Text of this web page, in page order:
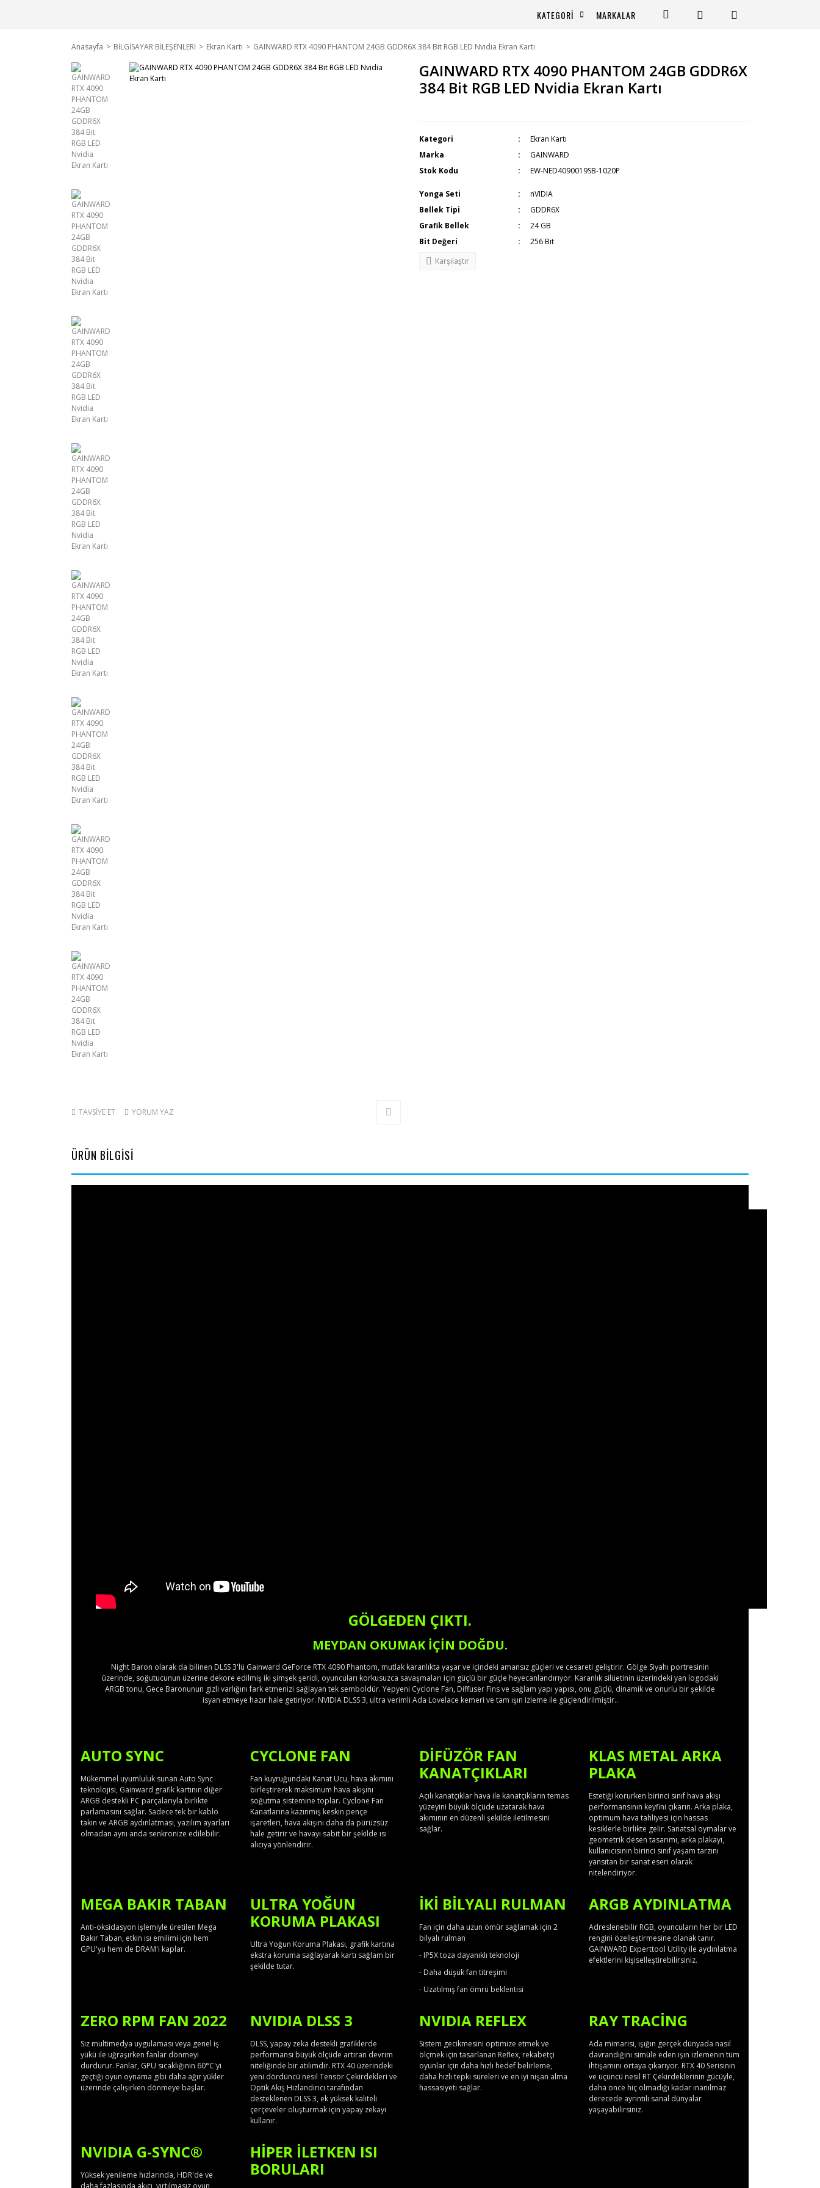
KATEGORİ MARKALAR
Anasayfa BİLGİSAYAR BİLEŞENLERİ Ekran Kartı GAINWARD RTX 4090 PHANTOM 24GB GDDR6X 384 Bit RGB LED Nvidia Ekran Kartı
TAVSİYE ET YORUM YAZ
GAINWARD RTX 4090 PHANTOM 24GB GDDR6X
384 Bit RGB LED Nvidia Ekran Kartı
Kategori
Ekran Kartı
Marka
GAINWARD
Stok Kodu
EW-NED4090019SB-1020P
Yonga Seti
nVIDIA
Bellek Tipi
GDDR6X
Grafik Bellek
24 GB
Bit Değeri
256 Bit
Karşılaştır
ÜRÜN BİLGİSİ
GÖLGEDEN ÇIKTI.
MEYDAN OKUMAK IÇIN DOĞDU.
Night Baron olarak da bilinen DLSS 3'lü Gainward GeForce RTX 4090 Phantom, mutlak karanlıkta yaşar ve içindeki amansız güçleri ve cesareti geliştirir. Gölge Siyahı portresinin
üzerinde, soğutucunun üzerine dekore edilmiş iki şimşek şeridi, oyuncuları korkusuzca savaşmaları için güçlü bir güçle heyecanlandırıyor. Karanlık silüetinin üzerindeki yan logodaki
ARGB tonu, Gece Baronunun gizli varlığını fark etmenizi sağlayan tek semboldür. Yepyeni Cyclone Fan, Diffuser Fins ve sağlam yapı yapısı, onu güçlü, dinamik ve onurlu bir şekilde
isyan etmeye hazır hale getiriyor. NVIDIA DLSS 3, ultra verimli Ada Lovelace kemeri ve tam ışın izleme ile güçlendirilmiştir..
AUTO SYNC
Mükemmel uyumluluk sunan Auto Sync
teknolojisi, Gainward grafik kartının diğer
ARGB destekli PC parçalarıyla birlikte
parlamasını sağlar. Sadece tek bir kablo
takın ve ARGB aydınlatması, yazılım ayarları
olmadan aynı anda senkronize edilebilir.
CYCLONE FAN
Fan kuyruğundaki Kanat Ucu, hava akımını
birleştirerek maksimum hava akışını
soğutma sistemine toplar. Cyclone Fan
Kanatlarına kazınmış keskin pençe
işaretleri, hava akışını daha da pürüzsüz
hale getirir ve havayı sabit bir şekilde ısı
alıcıya yönlendirir.
DIFÜZÖR FAN
KANATÇIKLARI
Açılı kanatçıklar hava ile kanatçıkların temas
yüzeyini büyük ölçüde uzatarak hava
akımının en düzenli şekilde iletilmesini
sağlar.
KLAS METAL ARKA
PLAKA
Estetiği korurken birinci sınıf hava akışı
performansının keyfini çıkarın. Arka plaka,
optimum hava tahliyesi için hassas
kesiklerle birlikte gelir. Sanatsal oymalar ve
geometrik desen tasarımı, arka plakayı,
kullanıcısının birinci sınıf yaşam tarzını
yansıtan bir sanat eseri olarak
nitelendiriyor.
MEGA BAKIR TABAN
Anti-oksidasyon işlemiyle üretilen Mega
Bakır Taban, etkin ısı emilimi için hem
GPU'yu hem de DRAM'i kaplar.
ULTRA YOĞUN
KORUMA PLAKASI
Ultra Yoğun Koruma Plakası, grafik kartına
ekstra koruma sağlayarak kartı sağlam bir
şekilde tutar.
İKI BILYALI RULMAN
Fan için daha uzun ömür sağlamak için 2
bilyalı rulman
- IP5X toza dayanıklı teknoloji
- Daha düşük fan titreşimi
- Uzatılmış fan ömrü beklentisi
ARGB AYDINLATMA
Adreslenebilir RGB, oyuncuların her bir LED
rengini özelleştirmesine olanak tanır.
GAINWARD Experttool Utility ile aydınlatma
efektlerini kişiselleştirebilirsiniz.
ZERO RPM FAN 2022
Siz multimedya uygulaması veya genel iş
yükü ile uğraşırken fanlar dönmeyi
durdurur. Fanlar, GPU sıcaklığının 60°C'yi
geçtiği oyun oynama gibi daha ağır yükler
üzerinde çalışırken dönmeye başlar.
NVIDIA DLSS 3
DLSS, yapay zeka destekli grafiklerde
performansı büyük ölçüde artıran devrim
niteliğinde bir atılımdır. RTX 40 üzerindeki
yeni dördüncü nesil Tensör Çekirdekleri ve
Optik Akış Hızlandırıcı tarafından
desteklenen DLSS 3, ek yüksek kaliteli
çerçeveler oluşturmak için yapay zekayı
kullanır.
NVIDIA REFLEX
Sistem gecikmesini optimize etmek ve
ölçmek için tasarlanan Reflex, rekabetçi
oyunlar için daha hızlı hedef belirleme,
daha hızlı tepki süreleri ve en iyi nişan alma
hassasiyeti sağlar.
RAY TRACING
Ada mimarisi, ışığın gerçek dünyada nasıl
davrandığını simüle eden ışın izlemenin tüm
ihtişamını ortaya çıkarıyor. RTX 40 Serisinin
ve üçüncü nesil RT Çekirdeklerinin gücüyle,
daha önce hiç olmadığı kadar inanılmaz
derecede ayrıntılı sanal dünyalar
yaşayabilirsiniz.
NVIDIA G-SYNC®
Yüksek yenileme hızlarında, HDR'de ve
daha fazlasında akıcı, yırtılmasız oyun
HIPER İLETKEN ISI
BORULARI